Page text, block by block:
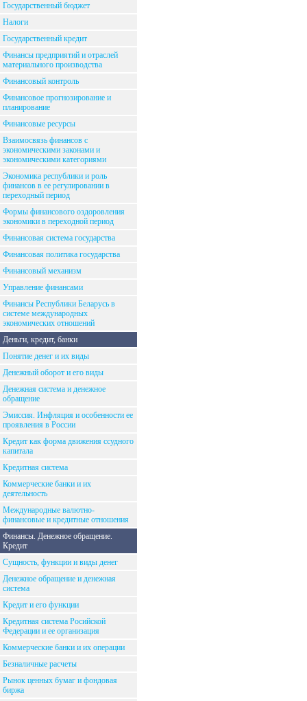
Государственный бюджет
Налоги
Государственный кредит
Финансы предприятий и отраслей
материального производства
Финансовый контроль
Финансовое прогнозирование и
планирование
Финансовые ресурсы
Взаимосвязь финансов с
экономическими законами и
экономическими категориями
Экономика республики и роль
финансов в ее регулировании в
переходный период
Формы финансового оздоровления
экономики в переходной период
Финансовая система государства
Финансовая политика государства
Финансовый механизм
Управление финансами
Финансы Республики Беларусь в
системе международных
экономических отношений
Деньги, кредит, банки
Понятие денег и их виды
Денежный оборот и его виды
Денежная система и денежное
обращение
Эмиссия. Инфляция и особенности ее
проявления в России
Кредит как форма движения ссудного
капитала
Кредитная система
Коммерческие банки и их
деятельность
Международные валютно-
финансовые и кредитные отношения
Финансы. Денежное обращение.
Кредит
Сущность, функции и виды денег
Денежное обращение и денежная
система
Кредит и его функции
Кредитная система Росийской
Федерации и ее организация
Коммерческие банки и их операции
Безналичные расчеты
Рынок ценных бумаг и фондовая
биржа